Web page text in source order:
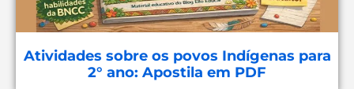
Atividades sobre os povos Indígenas para
2° ano: Apostila em PDF